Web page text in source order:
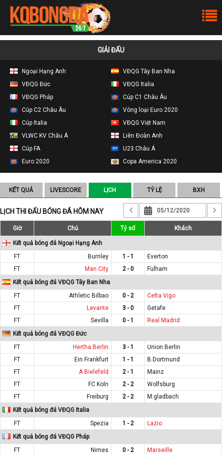
GIẢI ĐẤU
Ngoại Hạng Anh
VĐQG Tây Ban Nha
VĐQG Đức
VĐQG Italia
VĐQG Pháp
Cúp C1 Châu Âu
Cúp C2 Châu Âu
Vòng loại Euro 2020
Cúp Italia
VĐQG Việt Nam
VLWC KV Châu Á
Liên Đoàn Anh
Cúp FA
U23 Châu Á
Euro 2020
Copa America 2020
KẾT QUẢ LIVESCORE LỊCH TỶ LỆ BXH
LỊCH THI ĐẤU BÓNG ĐÁ HÔM NAY
Giờ Chủ Tỷ số Khách
Kết quả bóng đá Ngoại Hạng Anh
FT
Burnley 1 - 1
Everton
FT
Man City 2 - 0
Fulham
Kết quả bóng đá VĐQG Tây Ban Nha
FT
Athletic Bilbao 0 - 2
Celta Vigo
FT
Levante 3 - 0
Getafe
FT
Sevilla 0 - 1
Real Madrid
Kết quả bóng đá VĐQG Đức
FT
Hertha Berlin 3 - 1
Union Berlin
FT
Ein.Frankfurt 1 - 1
B.Dortmund
FT
A.Bielefeld 2 - 1
Mainz
FT
FC Koln 2 - 2
Wolfsburg
FT
Freiburg 2 - 2
M.gladbach
Kết quả bóng đá VĐQG Italia
FT
Spezia 1 - 2
Lazio
Kết quả bóng đá VĐQG Pháp
FT
Nimes 0 - 2
Marseille